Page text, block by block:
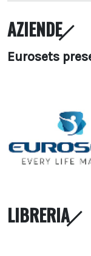
AZIENDE
Eurosets
LIBRERIA